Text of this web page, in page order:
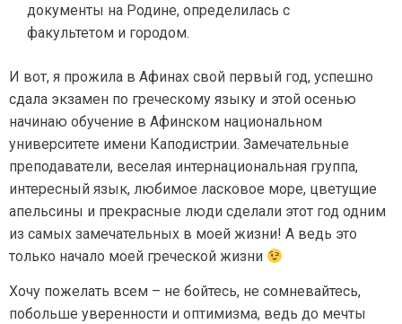
документы на Родине, определилась с
факультетом и городом.
И вот, я прожила в Афинах свой первый год, успешно
сдала экзамен по греческому языку и этой осенью
начинаю обучение в Афинском национальном
университете имени Каподистрии. Замечательные
преподаватели, веселая интернациональная группа,
интересный язык, любимое ласковое море, цветущие
апельсины и прекрасные люди сделали этот год одним
из самых замечательных в моей жизни! А ведь это
только начало моей греческой жизни
Хочу пожелать всем – не бойтесь, не сомневайтесь,
побольше уверенности и оптимизма, ведь до мечты